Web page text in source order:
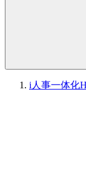
i人事一体化